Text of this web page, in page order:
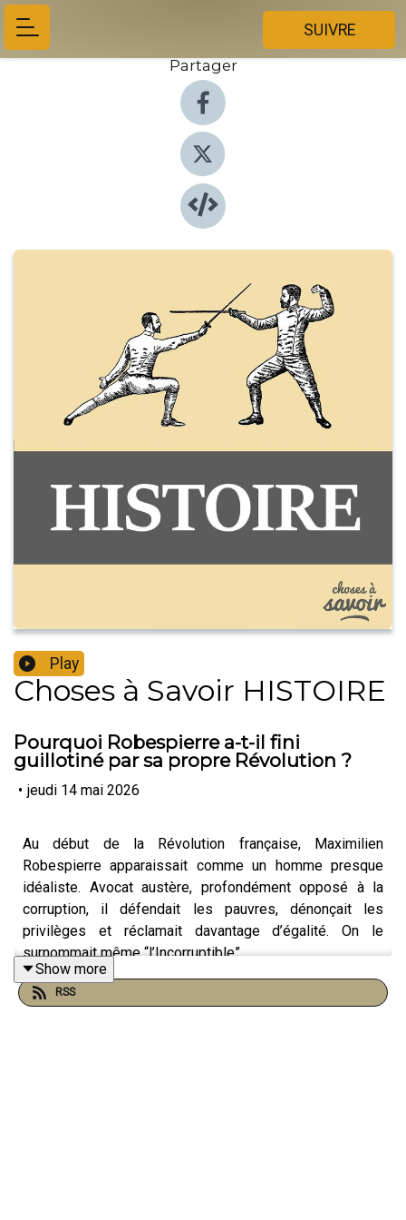
SUIVRE
Partager
Play
Choses à Savoir HISTOIRE
Pourquoi Robespierre a-t-il fini
guillotiné par sa propre Révolution ?
• jeudi 14 mai 2026
Au début de la Révolution française, Maximilien
Robespierre apparaissait comme un homme presque
idéaliste. Avocat austère, profondément opposé à la
corruption, il défendait les pauvres, dénonçait les
privilèges et réclamait davantage d’égalité. On le
surnommait même “l’Incorruptible”.
Show more
RSS